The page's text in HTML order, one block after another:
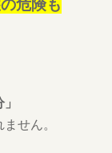
せん。